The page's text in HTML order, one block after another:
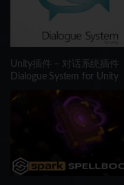
Unity插件 – 对话系统插件
Dialogue System for Unity